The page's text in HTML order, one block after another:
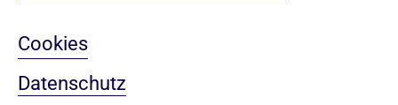
Cookies
Datenschutz